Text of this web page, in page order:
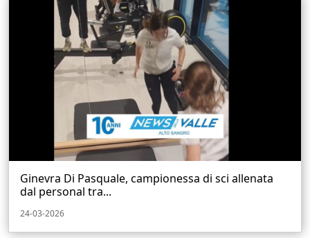
Ginevra Di Pasquale, campionessa di sci allenata
dal personal tra...
24-03-2026